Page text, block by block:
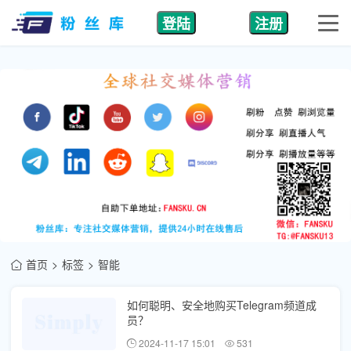
登陆 注册
首页 标签 智能
如何聪明、安全地购买Telegram频道成
员？
2024-11-17 15:01 531